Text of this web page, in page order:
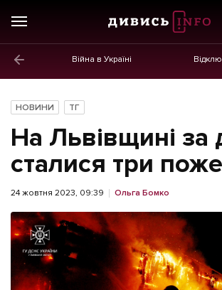
Війна в Україні
Новини
Політика
Економіка
Бізнес
Життя
Культура
Афіша
НОВИНИ ТГ
На Львівщині за
сталися три
24 жовтня 2023, 09:39 Ольга Бомко